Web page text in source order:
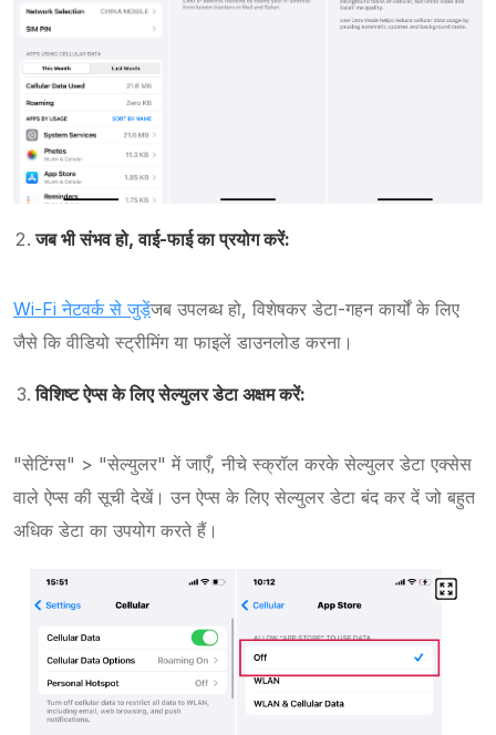
जब भी संभव हो, वाई-फाई का प्रयोग करें:
Wi-Fi नेटवर्क से जुड़ेंजब उपलब्ध हो, विशेषकर डेटा-गहन कार्यों के लिए
जैसे कि वीडियो स्ट्रीमिंग या फाइलें डाउनलोड करना।
विशिष्ट ऐप्स के लिए सेल्युलर डेटा अक्षम करें:
"सेटिंग्स" > "सेल्युलर" में जाएँ, नीचे स्क्रॉल करके सेल्युलर डेटा एक्सेस
वाले ऐप्स की सूची देखें। उन ऐप्स के लिए सेल्युलर डेटा बंद कर दें जो बहुत
अधिक डेटा का उपयोग करते हैं।